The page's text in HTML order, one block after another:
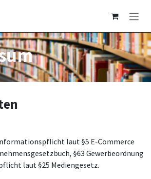
laut §5 E-Commerce
§63 Gewerbeordnung
laut §25 Mediengesetz.